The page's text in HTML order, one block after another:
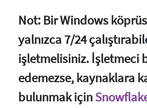
Not: Bir Windows
yalnızca 7/24
işletmelisiniz. İşletmeci
edemezse, kaynaklara
bulunmak için